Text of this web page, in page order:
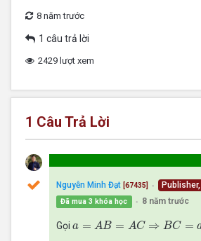
8 năm trước
1 câu trả lời
2429 lượt xem
1 Câu Trả Lời
Nguyễn Minh Đạt [67435] ● Publisher,
Đã mua 3 khóa học ● 8 năm trước
Gọi a = AB = AC ⇒ BC =
=A B C .